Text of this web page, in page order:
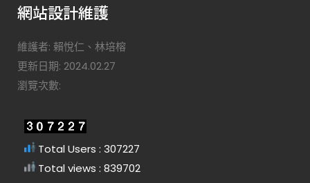
網站設計維護
維護者: 賴悅仁、林培榕
更新日期: 2024.02.27
瀏覽次數:
Total Users : 307227
Total views : 839702